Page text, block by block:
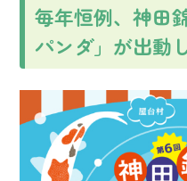
毎年恒例、神田
パンダ」が出動